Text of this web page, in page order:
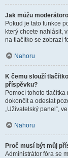
Jak můžu
Pokud je tato funkce
který chcete nahlásit,
na tlačítko se zobrazí
Nahoru
K čemu slouží
příspěvku?
Pomocí tohoto
dokončit a odeslat
„Uživatelský panel“,
Nahoru
Proč musí být můj
Administrátor fóra se